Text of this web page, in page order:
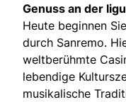
Genuss an der
Heute beginnen
durch Sanremo.
weltberühmte
lebendige
musikalische